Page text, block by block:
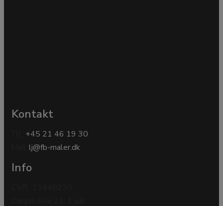
Info
Kontakt
+45 21 46 19 30
lj@fb-maler.dk